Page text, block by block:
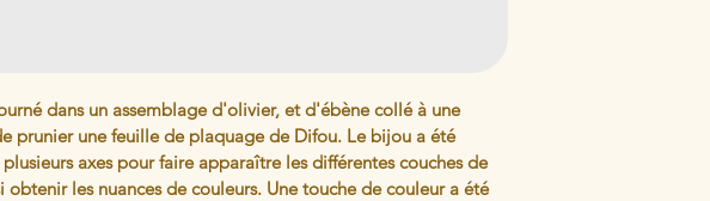
dans un assemblage d'olivier, et d'ébène collé à une
prunier une feuille de plaquage de Difou. Le bijou a été
axes pour faire apparaître les différentes couches de
obtenir les nuances de couleurs. Une touche de couleur a été